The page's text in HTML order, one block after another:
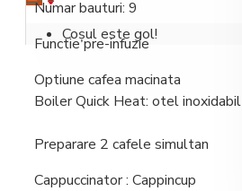
Milkshake
Coșul este gol!
Numar bauturi: 9
Functie pre-infuzie
Optiune cafea macinata
Boiler Quick Heat: otel inoxidabil
Preparare 2 cafele simultan
Cappuccinator : Cappincup